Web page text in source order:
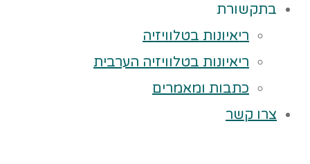
בתקשורת
ריאיונות בטלוויזיה
ריאיונות בטלוויזיה הערבית
כתבות ומאמרים
צרו קשר